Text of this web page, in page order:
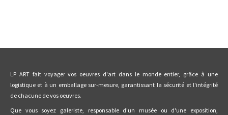
LP ART fait voyager vos oeuvres d'art dans le monde entier, grâce à une
logistique et à un emballage sur-mesure, garantissant la sécurité et l'intégrité
de chacune de vos oeuvres.
Que vous soyez galeriste, responsable d'un musée ou d'une exposition,